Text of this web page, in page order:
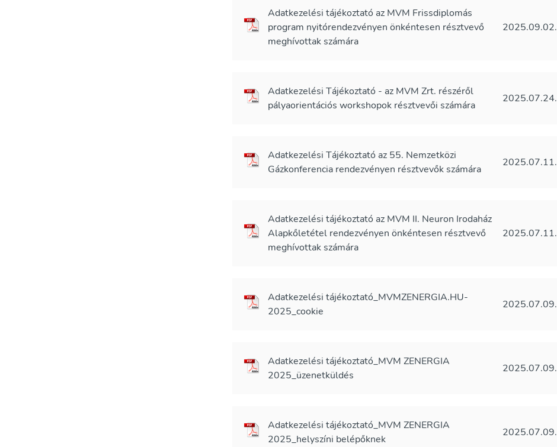
Adatkezelési tájékoztató az MVM Frissdiplomás
program nyitórendezvényen önkéntesen résztvevő
meghívottak számára
2025.09.02.
Adatkezelési Tájékoztató - az MVM Zrt. részéről
pályaorientációs workshopok résztvevői számára
2025.07.24.
Adatkezelési Tájékoztató az 55. Nemzetközi
Gázkonferencia rendezvényen résztvevők számára
2025.07.11.
Adatkezelési tájékoztató az MVM II. Neuron Irodaház
Alapkőletétel rendezvényen önkéntesen résztvevő
meghívottak számára
2025.07.11.
Adatkezelési tájékoztató_MVMZENERGIA.HU-
2025_cookie
2025.07.09.
Adatkezelési tájékoztató_MVM ZENERGIA
2025_üzenetküldés
2025.07.09.
Adatkezelési tájékoztató_MVM ZENERGIA
2025_helyszíni belépőknek
2025.07.09.